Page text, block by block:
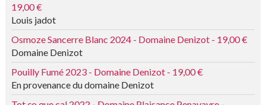
19,00 €
Louis jadot
Osmoze Sancerre Blanc 2024 - Domaine Denizot - 19,00 €
Domaine Denizot
Pouilly Fumé 2023 - Domaine Denizot - 19,00 €
En provenance du domaine Denizot